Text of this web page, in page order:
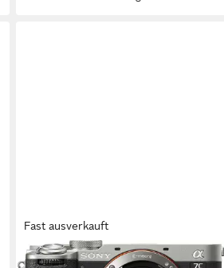
Fast ausverkauft
SONY